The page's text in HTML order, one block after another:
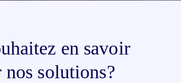
en savoir
nos solutions?